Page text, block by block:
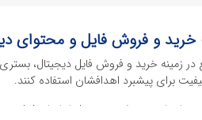
خرید و فروش فایل و محتوای
در زمینه خرید و فروش فایل دیجیتال،
برای پیشبرد اهدافشان استفاده کنند.
از محصولات دیجیتال از انواع فایل